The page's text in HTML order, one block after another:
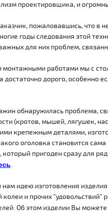
проектировщика, и
пожаловавшись, что в
годы следования этой
для них проблем,
работами мы с
достаточно дорого, особенно
обнаружилась проблема,
(кротов, мышей, лягушек,
крепежным деталями,
оголовка становится
пригоден сразу для
.
идею изготовления
колеи и прочих
Об этом изделии Вы